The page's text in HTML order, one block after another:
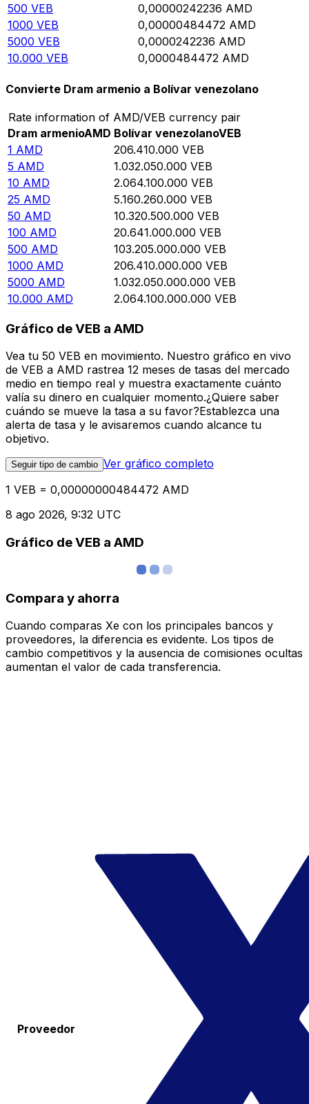
500 VEB 0,00000242236 AMD
1000 VEB 0,00000484472 AMD
5000 VEB 0,0000242236 AMD
10.000 VEB 0,0000484472 AMD
Convierte Dram armenio a Bolívar venezolano
Rate information of AMD/VEB currency pair
Dram armenioAMD Bolívar venezolanoVEB
1 AMD 206.410.000 VEB
5 AMD 1.032.050.000 VEB
10 AMD 2.064.100.000 VEB
25 AMD 5.160.260.000 VEB
50 AMD 10.320.500.000 VEB
100 AMD 20.641.000.000 VEB
500 AMD 103.205.000.000 VEB
1000 AMD 206.410.000.000 VEB
5000 AMD 1.032.050.000.000 VEB
10.000 AMD 2.064.100.000.000 VEB
Gráfico de VEB a AMD
Vea tu 50 VEB en movimiento. Nuestro gráfico en vivo
de VEB a AMD rastrea 12 meses de tasas del mercado
medio en tiempo real y muestra exactamente cuánto
valía su dinero en cualquier momento.¿Quiere saber
cuándo se mueve la tasa a su favor?Establezca una
alerta de tasa y le avisaremos cuando alcance tu
objetivo.
Seguir tipo de cambio Ver gráfico completo
1 VEB = 0,00000000484472 AMD
8 ago 2026, 9:32 UTC
Gráfico de VEB a AMD
Compara y ahorra
Cuando comparas Xe con los principales bancos y
proveedores, la diferencia es evidente. Los tipos de
cambio competitivos y la ausencia de comisiones ocultas
aumentan el valor de cada transferencia.
Proveedor